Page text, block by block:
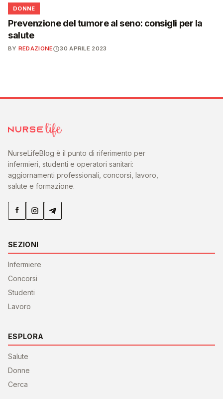
🌸
DONNE
Prevenzione del tumore al seno: consigli per la
salute
BY REDAZIONE 30 APRILE 2023
NurseLifeBlog è il punto di riferimento per
infermieri, studenti e operatori sanitari:
aggiornamenti professionali, concorsi, lavoro,
salute e formazione.
SEZIONI
Infermiere
Concorsi
Studenti
Lavoro
ESPLORA
Salute
Donne
Cerca